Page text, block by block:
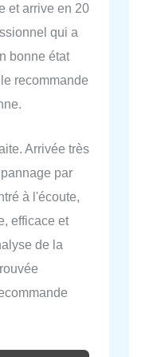
et arrive en 20
qui a
bonne état
recommande
Arrivée très
par
à l'écoute,
efficace et
de la